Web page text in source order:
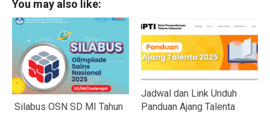
You may also like:
Silabus OSN SD MI Tahun
Jadwal dan Link Unduh
Panduan Ajang Talenta